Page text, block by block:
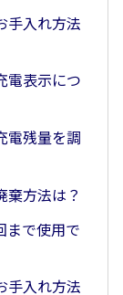
手入れ方法
電表示につ
電残量を調
棄方法は？
まで使用で
手入れ方法